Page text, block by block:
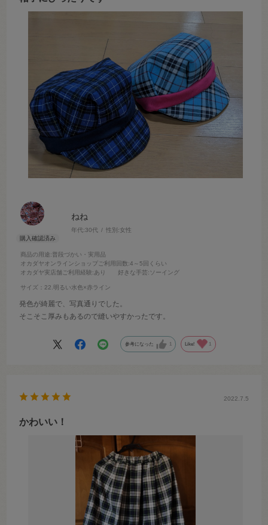
ねね
年代:30代 性別:女性
商品の用途:普段づかい・実用品
オカダヤオンラインショップご利用回数:4～5回くらい
オカダヤ実店舗ご利用経験:あり 好きな手芸:ソーイング
サイズ：22.明るい水色×赤ライン
発色が綺麗で、写真通りでした。
そこそこ厚みもあるので縫いやすかったです。
参考になった 1 Like! 1
2022.7.5
かわいい！